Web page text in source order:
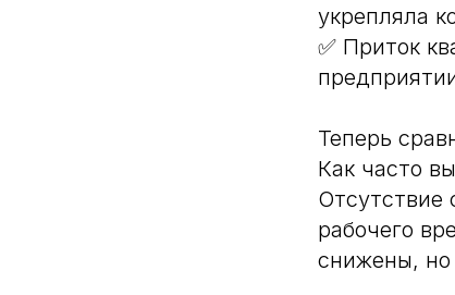
укрепляла
✅ Приток
Теперь
Как часто
Отсутствие
рабочего
снижены, но